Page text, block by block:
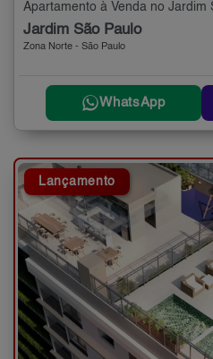
Jardim São Paulo
Zona Norte - São Paulo
WhatsApp
Lançamento